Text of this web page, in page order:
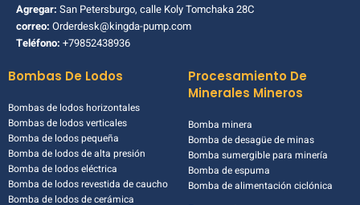
Agregar: San Petersburgo, calle Koly Tomchaka 28C
correo: Orderdesk@kingda-pump.com
Teléfono: +79852438936
Bombas De Lodos
Bombas de lodos horizontales
Bombas de lodos verticales
Bomba de lodos pequeña
Bomba de lodos de alta presión
Bomba de lodos eléctrica
Bomba de lodos revestida de caucho
Bomba de lodos de cerámica
Procesamiento De
Minerales Mineros
Bomba minera
Bomba de desagüe de minas
Bomba sumergible para minería
Bomba de espuma
Bomba de alimentación ciclónica